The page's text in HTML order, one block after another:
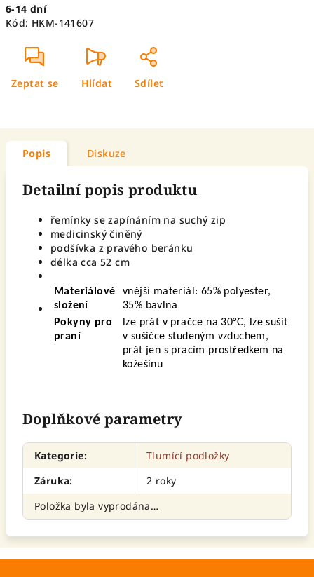
cena:
6-14 dní
Kód: HKM-141607
Zeptat se Hlídat Sdílet
Popis Diskuze
Detailní popis produktu
řemínky se zapínáním na suchý zip
medicinský činěný
podšívka z pravého beránku
délka cca 52 cm
Materiálové
složení
vnější materiál: 65% polyester,
35% bavlna
Pokyny pro
praní
lze prát v pračce na 30°C, lze sušit
v sušičce studeným vzduchem,
prát jen s pracím prostředkem na
kožešinu
Doplňkové parametry
Kategorie:
Tlumící podložky
Záruka:
2 roky
Položka byla vyprodána…